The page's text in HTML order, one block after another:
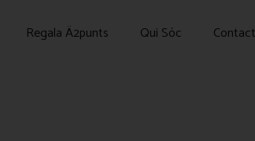
Regala Ä2punts Qui Sóc